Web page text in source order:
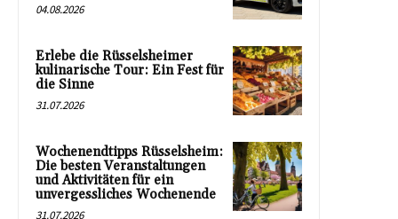
04.08.2026
Erlebe die Rüsselsheimer
kulinarische Tour: Ein Fest für
die Sinne
31.07.2026
Wochenendtipps Rüsselsheim:
Die besten Veranstaltungen
und Aktivitäten für ein
unvergessliches Wochenende
31.07.2026